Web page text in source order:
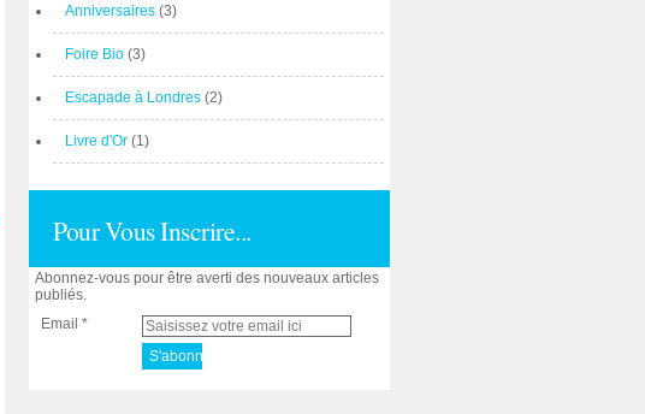
Anniversaires (3)
Foire Bio (3)
Escapade à Londres (2)
Livre d'Or (1)
Pour Vous Inscrire...
Abonnez-vous pour être averti des nouveaux articles
publiés.
Email